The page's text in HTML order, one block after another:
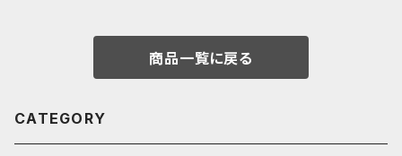
商品一覧に戻る
CATEGORY